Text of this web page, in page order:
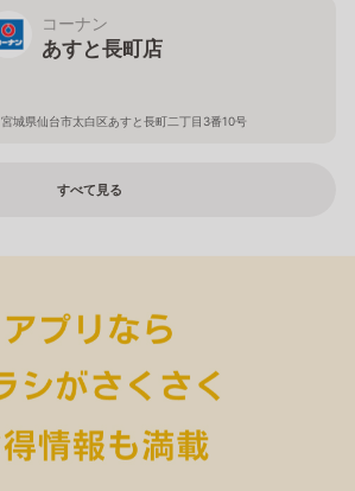
コーナン
あすと長町店
宮城県仙台市太白区あすと長町二丁目3番10号
すべて見る